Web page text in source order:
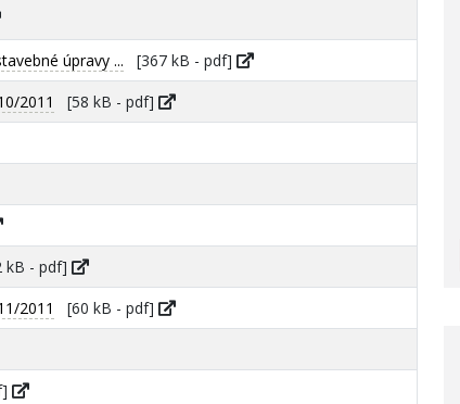
úpravy ... [367 kB - pdf]
2011
[58 kB - pdf]
kB - pdf]
2011
[60 kB - pdf]